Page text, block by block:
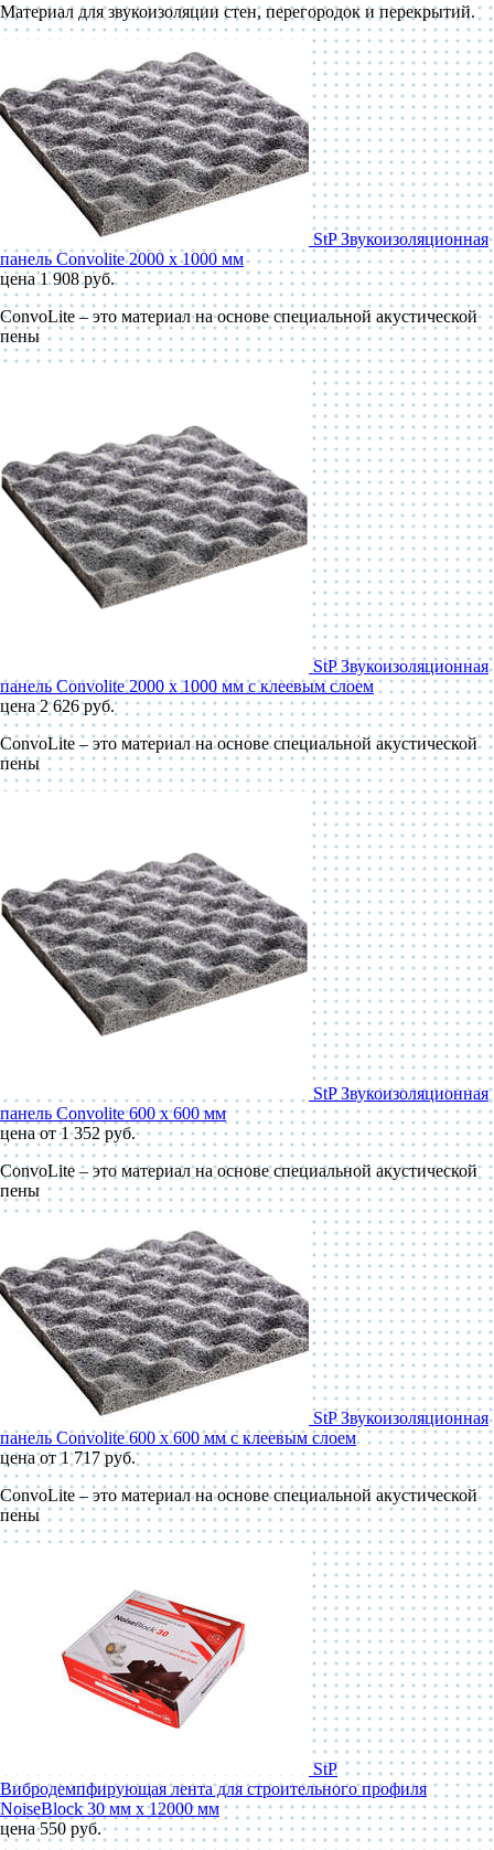
Материал для звукоизоляции стен, перегородок и перекрытий.
StP Звукоизоляционная
панель Convolite 2000 x 1000 мм
цена 1 908 руб.
ConvoLite – это материал на основе специальной акустической
пены
StP Звукоизоляционная
панель Convolite 2000 x 1000 мм с клеевым слоем
цена 2 626 руб.
ConvoLite – это материал на основе специальной акустической
пены
StP Звукоизоляционная
панель Convolite 600 x 600 мм
цена от 1 352 руб.
ConvoLite – это материал на основе специальной акустической
пены
StP Звукоизоляционная
панель Convolite 600 x 600 мм с клеевым слоем
цена от 1 717 руб.
ConvoLite – это материал на основе специальной акустической
пены
StP
Вибродемпфирующая лента для строительного профиля
NoiseBlock 30 мм x 12000 мм
цена 550 руб.